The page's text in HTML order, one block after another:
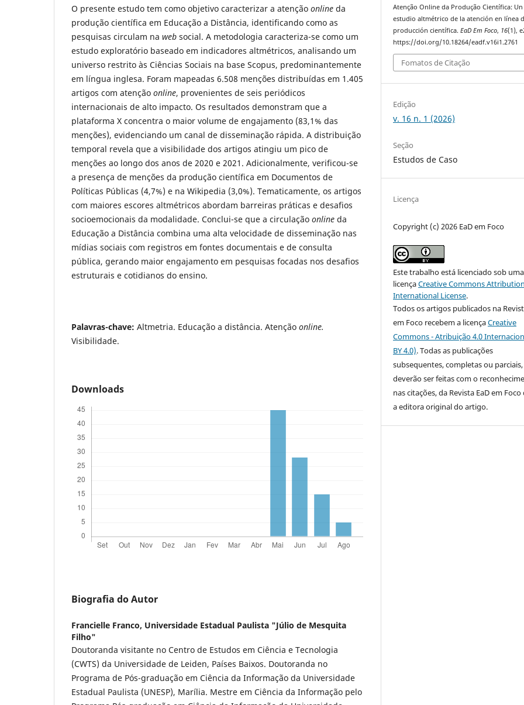
O presente estudo tem como objetivo caracterizar a atenção online da
produção científica em Educação a Distância, identificando como as
pesquisas circulam na web social. A metodologia caracteriza-se como um
estudo exploratório baseado em indicadores altmétricos, analisando um
universo restrito às Ciências Sociais na base Scopus, predominantemente
em língua inglesa. Foram mapeadas 6.508 menções distribuídas em 1.405
artigos com atenção online, provenientes de seis periódicos
internacionais de alto impacto. Os resultados demonstram que a
plataforma X concentra o maior volume de engajamento (83,1% das
menções), evidenciando um canal de disseminação rápida. A distribuição
temporal revela que a visibilidade dos artigos atingiu um pico de
menções ao longo dos anos de 2020 e 2021. Adicionalmente, verificou-se
a presença de menções da produção científica em Documentos de
Políticas Públicas (4,7%) e na Wikipedia (3,0%). Tematicamente, os artigos
com maiores escores altmétricos abordam barreiras práticas e desafios
socioemocionais da modalidade. Conclui-se que a circulação online da
Educação a Distância combina uma alta velocidade de disseminação nas
mídias sociais com registros em fontes documentais e de consulta
pública, gerando maior engajamento em pesquisas focadas nos desafios
estruturais e cotidianos do ensino.
Palavras-chave: Altmetria. Educação a distância. Atenção online.
Visibilidade.
Downloads
Biografia do Autor
Francielle Franco, Universidade Estadual Paulista "Júlio de Mesquita
Filho"
Doutoranda visitante no Centro de Estudos em Ciência e Tecnologia
(CWTS) da Universidade de Leiden, Países Baixos. Doutoranda no
Programa de Pós-graduação em Ciência da Informação da Universidade
Estadual Paulista (UNESP), Marília. Mestre em Ciência da Informação pelo
Atenção Online da Produção Científica: Un
estudio altmétrico de la atención en línea
producción científica.EaD Em Foco, 16(1),
https://doi.org/10.18264/eadf.v16i1.2761
Fomatos de Citação
Edição
v. 16 n. 1 (2026)
Seção
Estudos de Caso
Licença
Copyright (c) 2026 EaD em Foco
Este trabalho está licenciado sob uma
licençaCreative Commons
International License.
Todos os artigos publicados na
em Foco recebem a licençaCreative
Commons - Atribuição 4.0
BY 4.0). Todas as publicações
subsequentes, completas ou parciais,
deverão ser feitas com o
nas citações, da Revista EaD em
a editora original do artigo.